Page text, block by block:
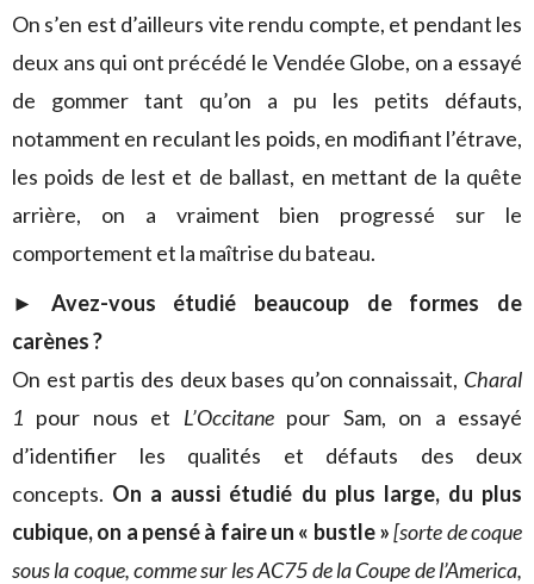
On s’en est d’ailleurs vite rendu compte, et pendant les
deux ans qui ont précédé le Vendée Globe, on a essayé
de gommer tant qu’on a pu les petits défauts,
notamment en reculant les poids, en modifiant l’étrave,
les poids de lest et de ballast, en mettant de la quête
arrière, on a vraiment bien progressé sur le
comportement et la maîtrise du bateau.
► Avez-vous étudié beaucoup de formes de
carènes ?
On est partis des deux bases qu’on connaissait, Charal
1 pour nous et L’Occitanepour Sam, on a essayé
d’identifier les qualités et défauts des deux
concepts. On a aussi étudié du plus large, du plus
cubique, on a pensé à faire un « bustle »[sorte de coque
sous la coque, comme sur les AC75 de la Coupe de l’America,